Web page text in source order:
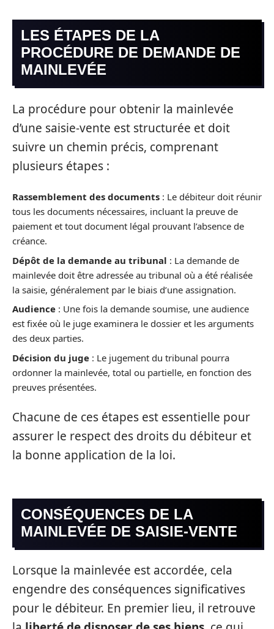
LES ÉTAPES DE LA
PROCÉDURE DE DEMANDE DE
MAINLEVÉE
La procédure pour obtenir la mainlevée
d’une saisie-vente est structurée et doit
suivre un chemin précis, comprenant
plusieurs étapes :
Rassemblement des documents : Le débiteur doit réunir
tous les documents nécessaires, incluant la preuve de
paiement et tout document légal prouvant l’absence de
créance.
Dépôt de la demande au tribunal : La demande de
mainlevée doit être adressée au tribunal où a été réalisée
la saisie, généralement par le biais d’une assignation.
Audience : Une fois la demande soumise, une audience
est fixée où le juge examinera le dossier et les arguments
des deux parties.
Décision du juge : Le jugement du tribunal pourra
ordonner la mainlevée, total ou partielle, en fonction des
preuves présentées.
Chacune de ces étapes est essentielle pour
assurer le respect des droits du débiteur et
la bonne application de la loi.
CONSÉQUENCES DE LA
MAINLEVÉE DE SAISIE-VENTE
Lorsque la mainlevée est accordée, cela
engendre des conséquences significatives
pour le débiteur. En premier lieu, il retrouve